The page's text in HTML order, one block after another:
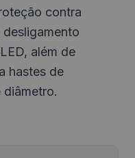
contra
além de
hastes de